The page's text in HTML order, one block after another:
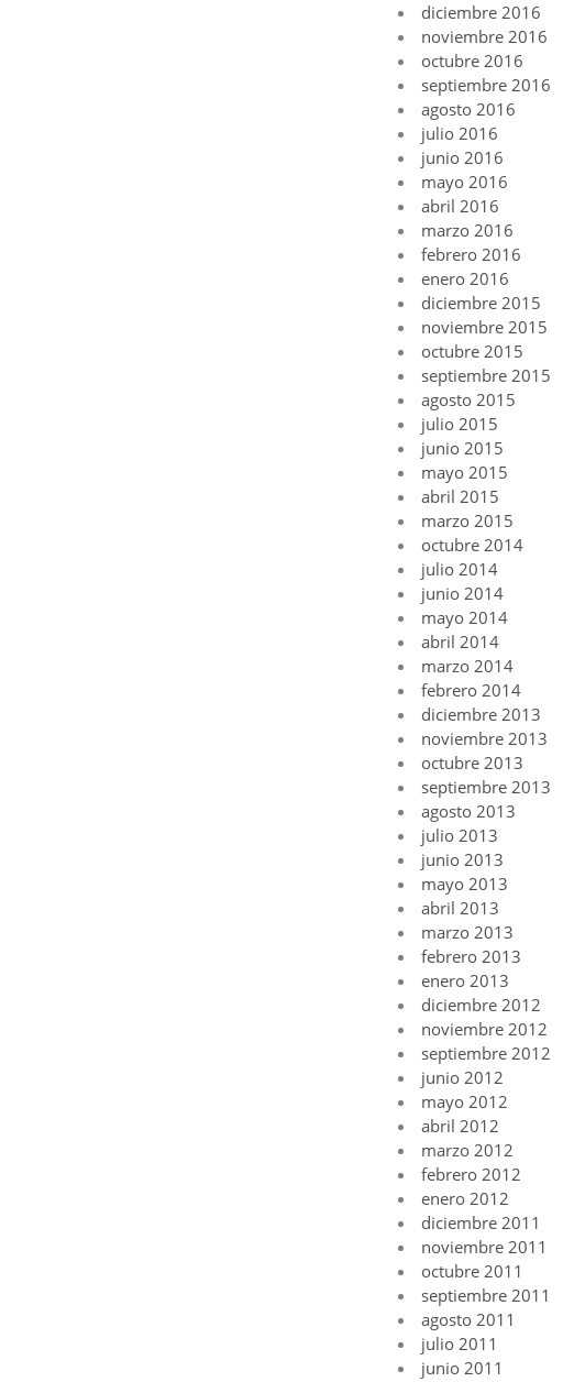
diciembre 2016
noviembre 2016
octubre 2016
septiembre 2016
agosto 2016
julio 2016
junio 2016
mayo 2016
abril 2016
marzo 2016
febrero 2016
enero 2016
diciembre 2015
noviembre 2015
octubre 2015
septiembre 2015
agosto 2015
julio 2015
junio 2015
mayo 2015
abril 2015
marzo 2015
octubre 2014
julio 2014
junio 2014
mayo 2014
abril 2014
marzo 2014
febrero 2014
diciembre 2013
noviembre 2013
octubre 2013
septiembre 2013
agosto 2013
julio 2013
junio 2013
mayo 2013
abril 2013
marzo 2013
febrero 2013
enero 2013
diciembre 2012
noviembre 2012
septiembre 2012
junio 2012
mayo 2012
abril 2012
marzo 2012
febrero 2012
enero 2012
diciembre 2011
noviembre 2011
octubre 2011
septiembre 2011
agosto 2011
julio 2011
junio 2011